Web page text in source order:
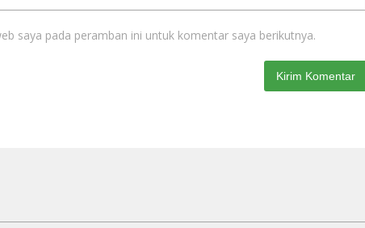
saya pada peramban ini untuk komentar saya berikutnya.